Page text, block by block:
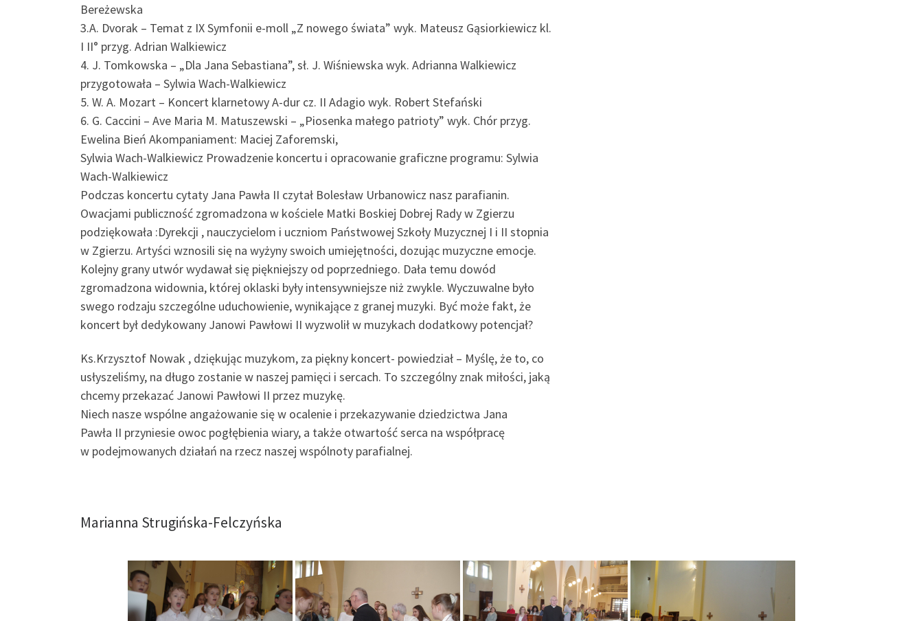
Bereżewska
3.A. Dvorak – Temat z IX Symfonii e-moll „Z nowego świata” wyk. Mateusz Gąsiorkiewicz kl.
I II° przyg. Adrian Walkiewicz
4. J. Tomkowska – „Dla Jana Sebastiana”, sł. J. Wiśniewska wyk. Adrianna Walkiewicz
przygotowała – Sylwia Wach-Walkiewicz
5. W. A. Mozart – Koncert klarnetowy A-dur cz. II Adagio wyk. Robert Stefański
6. G. Caccini – Ave Maria M. Matuszewski – „Piosenka małego patrioty” wyk. Chór przyg.
Ewelina Bień Akompaniament: Maciej Zaforemski,
Sylwia Wach-Walkiewicz Prowadzenie koncertu i opracowanie graficzne programu: Sylwia
Wach-Walkiewicz
Podczas koncertu cytaty Jana Pawła II czytał Bolesław Urbanowicz nasz parafianin.
Owacjami publiczność zgromadzona w kościele Matki Boskiej Dobrej Rady w Zgierzu
podziękowała :Dyrekcji , nauczycielom i uczniom Państwowej Szkoły Muzycznej I i II stopnia
w Zgierzu. Artyści wznosili się na wyżyny swoich umiejętności, dozując muzyczne emocje.
Kolejny grany utwór wydawał się piękniejszy od poprzedniego. Dała temu dowód
zgromadzona widownia, której oklaski były intensywniejsze niż zwykle. Wyczuwalne było
swego rodzaju szczególne uduchowienie, wynikające z granej muzyki. Być może fakt, że
koncert był dedykowany Janowi Pawłowi II wyzwolił w muzykach dodatkowy potencjał?
Ks.Krzysztof Nowak , dziękując muzykom, za piękny koncert- powiedział – Myślę, że to, co
usłyszeliśmy, na długo zostanie w naszej pamięci i sercach. To szczególny znak miłości, jaką
chcemy przekazać Janowi Pawłowi II przez muzykę.
Niech nasze wspólne angażowanie się w ocalenie i przekazywanie dziedzictwa Jana
Pawła II przyniesie owoc pogłębienia wiary, a także otwartość serca na współpracę
w podejmowanych działań na rzecz naszej wspólnoty parafialnej.
Marianna Strugińska-Felczyńska